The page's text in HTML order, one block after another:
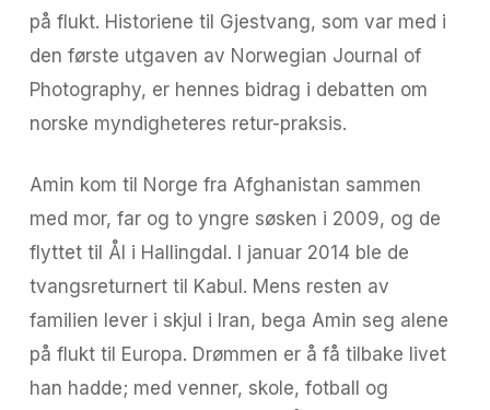
på flukt. Historiene til Gjestvang, som var med i
den første utgaven av Norwegian Journal of
Photography, er hennes bidrag i debatten om
norske myndigheteres retur-praksis.
Amin kom til Norge fra Afghanistan sammen
med mor, far og to yngre søsken i 2009, og de
flyttet til Ål i Hallingdal. I januar 2014 ble de
tvangsreturnert til Kabul. Mens resten av
familien lever i skjul i Iran, bega Amin seg alene
på flukt til Europa. Drømmen er å få tilbake livet
han hadde; med venner, skole, fotball og